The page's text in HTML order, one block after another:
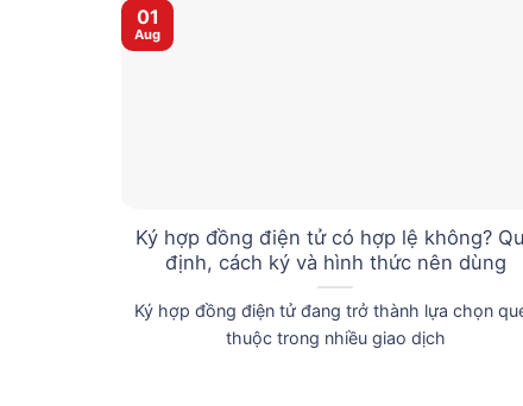
Ký hợp đồng điện tử có hợp lệ không?
định, cách ký và hình thức nên dùng
Ký hợp đồng điện tử đang trở thành lựa chọn
thuộc trong nhiều giao dịch
01
Aug